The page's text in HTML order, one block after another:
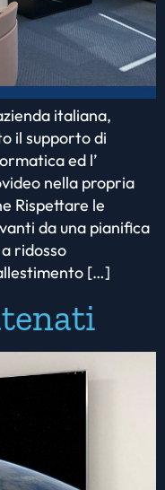
italiana,
il supporto di
ed l’
nella propria
Rispettare le
da una pianifica
ridosso
[…]